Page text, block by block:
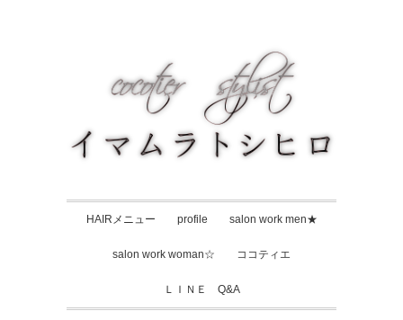
HAIRメニュー profile salon work men★
salon work woman☆ ココティエ
ＬＩＮＥ Q&A